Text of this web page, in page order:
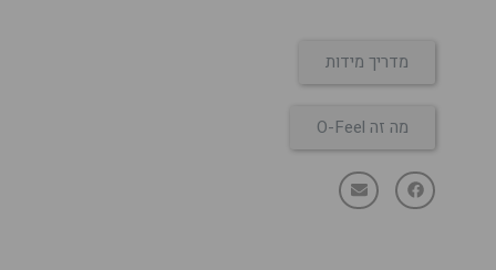
מדריך מידות
מה זה O-Feel